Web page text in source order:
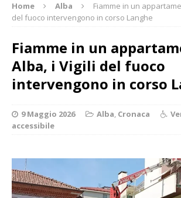
Home Alba
Fiamme in un
del fuoco intervengono in corso Langhe
Fiamme in un
Alba, i Vigili del fuoco
intervengono in corso
9 Maggio 2026 Alba, Cronaca
accessibile